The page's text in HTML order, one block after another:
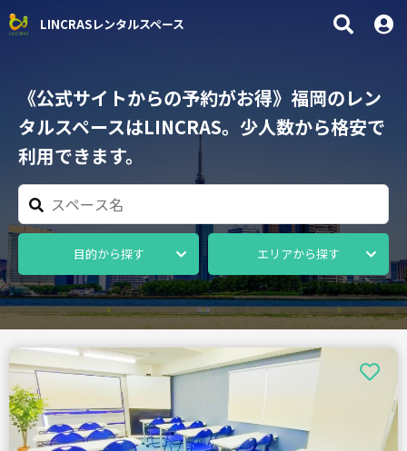
《公式サイトからの予約がお得》福岡のレン
タルスペースはLINCRAS。少人数から格安で
利用できます。
目的から探す エリアから探す
LINCRASレンタルスペース